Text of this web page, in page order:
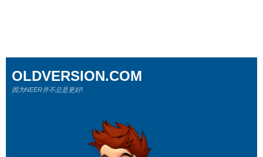
OLDVERSION.COM
因为NEER并不总是更好!